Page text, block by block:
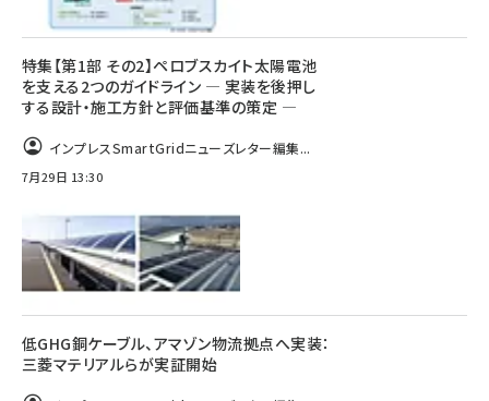
特集【第1部 その2】ペロブスカイト太陽電池
を支える2つのガイドライン ― 実装を後押し
する設計・施工方針と評価基準の策定 ―
インプレスSmartGridニューズレター編集...
7月29日 13:30
低GHG銅ケーブル、アマゾン物流拠点へ実装：
三菱マテリアルらが実証開始